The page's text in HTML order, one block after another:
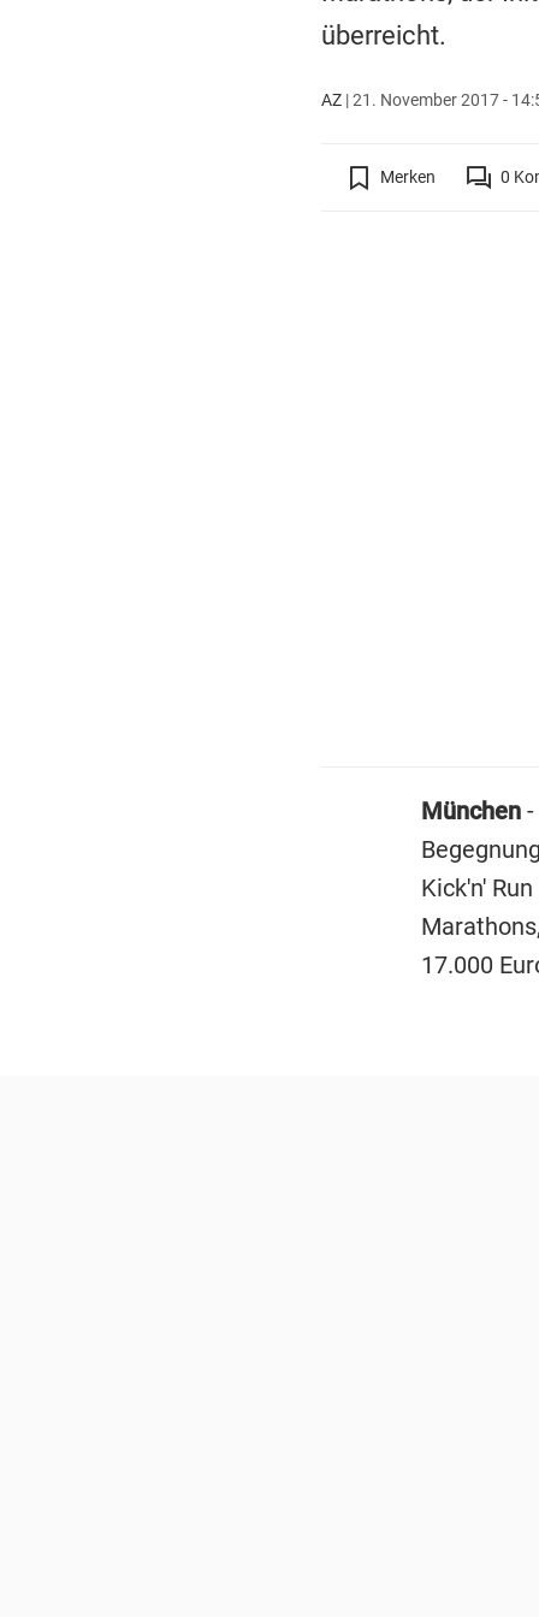
überreicht.
AZ|21. November 2017 -
Merken 0
München-
Kick'n'
17.000